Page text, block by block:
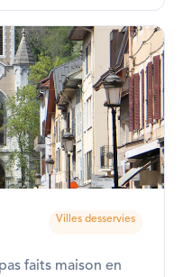
Villes desservies
faits maison en